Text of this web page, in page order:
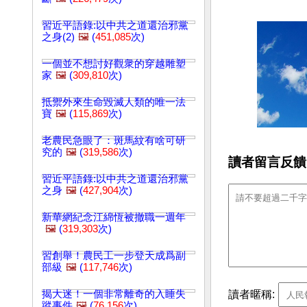
習近平語錄:以中共之道還治邪黨
之身(2) 🖼️ (451,085次)
一個並不想討好觀衆的穿越雕塑
家 🖼️ (309,810次)
抵禦外來生命毀滅人類的唯一法
寶 🖼️ (115,869次)
老農民急眼了：斑馬紋有啥可研
究的 🖼️ (319,586次)
習近平語錄:以中共之道還治邪黨
之身 🖼️ (427,904次)
新華網紀念江綿恆被撤職一週年
🖼️ (319,303次)
習創舉！農民工一步登天成爲副
部級 🖼️ (117,746次)
揭大迷！一個非常離奇的入睡失
讀者留言反
讀者暱稱: